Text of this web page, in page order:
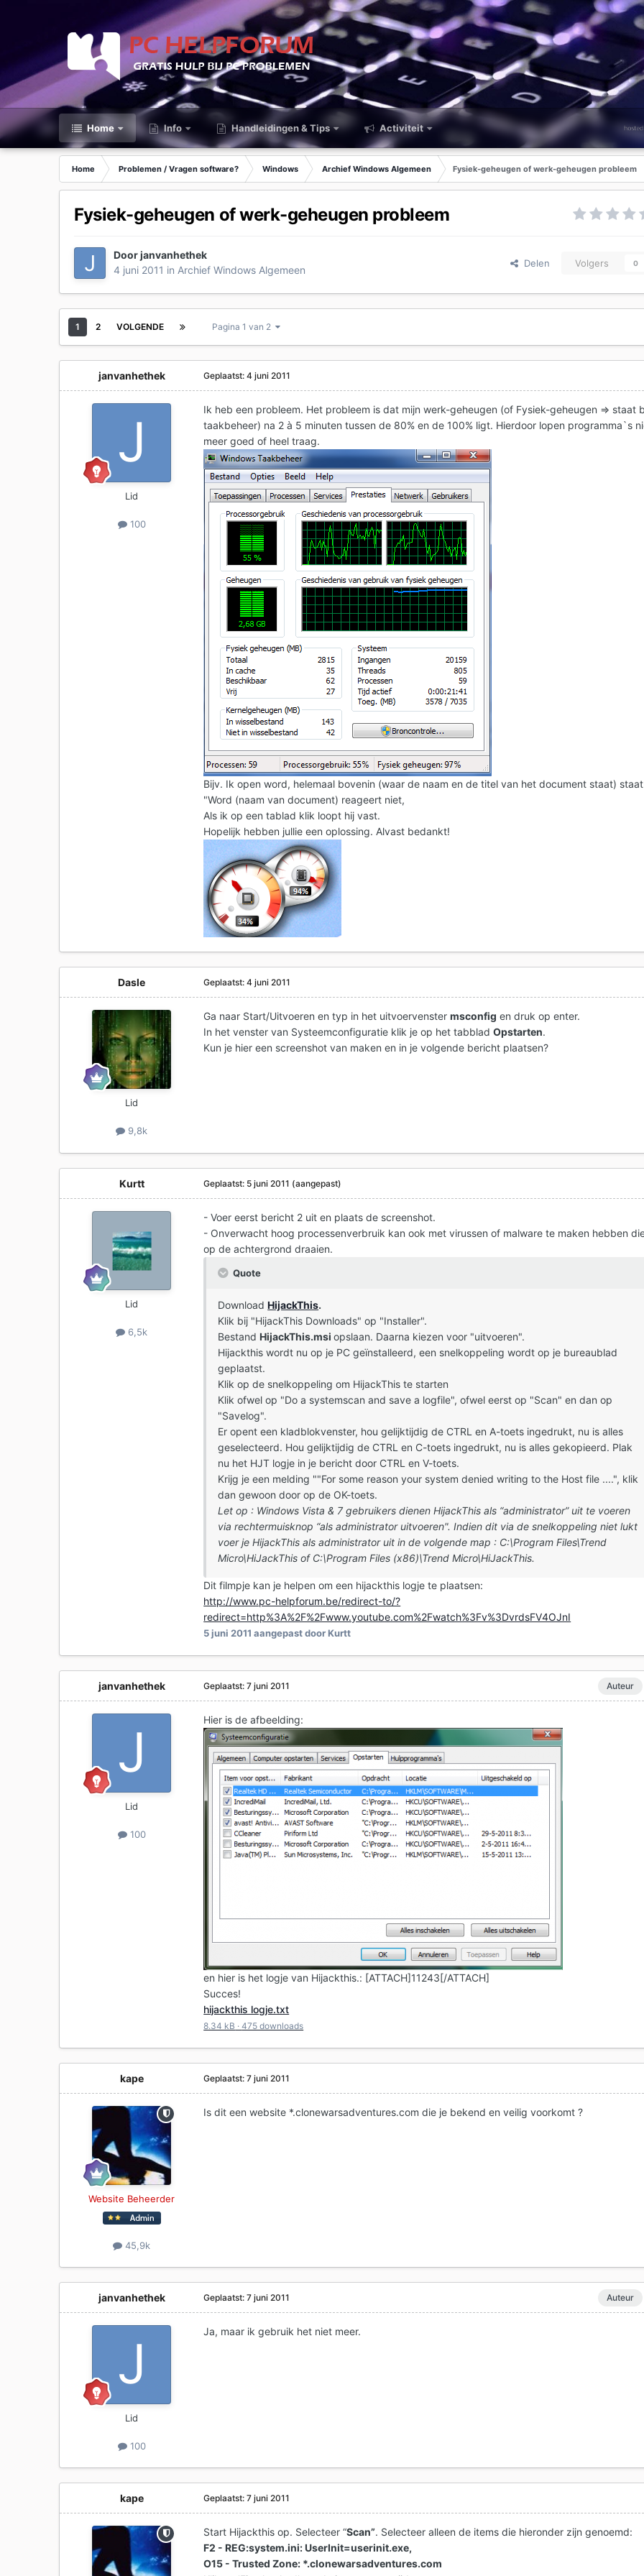
Home Info Handleidingen & Tips Activiteit
Home Problemen / Vragen software? Windows Archief Windows Algemeen Fysiek-geheugen of werk-geheugen probleem
Fysiek-geheugen of werk-geheugen probleem
Doorjanvanhethek
4 juni 2011 in Archief Windows Algemeen
Delen Volgers 0
1 2 VOLGENDE Pagina 1 van 2
janvanhethek
Lid
100
Geplaatst:4 juni 2011
Ik heb een probleem. Het probleem is dat mijn werk-geheugen (of Fysiek-geheugen => staat
taakbeheer) na 2 à 5 minuten tussen de 80% en de 100% ligt. Hierdoor lopen programma`s
meer goed of heel traag.
Bijv. Ik open word, helemaal bovenin (waar de naam en de titel van het document staat) staat
"Word (naam van document) reageert niet,
Als ik op een tablad klik loopt hij vast.
Hopelijk hebben jullie een oplossing. Alvast bedankt!
Dasle
Lid
9,8k
Geplaatst:4 juni 2011
Ga naar Start/Uitvoeren en typ in het uitvoervenstermsconfig en druk op enter.
In het venster van Systeemconfiguratie klik je op het tabbladOpstarten.
Kun je hier een screenshot van maken en in je volgende bericht plaatsen?
Kurtt
Lid
6,5k
Geplaatst: 5 juni 2011 (aangepast)
- Voer eerst bericht 2 uit en plaats de screenshot.
- Onverwacht hoog processenverbruik kan ook met virussen of malware te maken hebben
op de achtergrond draaien.
Quote
DownloadHijackThis.
Klik bij "HijackThis Downloads" op "Installer".
BestandHijackThis.msiopslaan. Daarna kiezen voor "uitvoeren".
Hijackthis wordt nu op je PC geïnstalleerd, een snelkoppeling wordt op je bureaublad
geplaatst.
Klik op de snelkoppeling om HijackThis te starten
Klik ofwel op "Do a systemscan and save a logfile", ofwel eerst op "Scan" en dan op
"Savelog".
Er opent een kladblokvenster, hou gelijktijdig de CTRL en A-toets ingedrukt, nu is alles
geselecteerd. Hou gelijktijdig de CTRL en C-toets ingedrukt, nu is alles gekopieerd. Plak
nu het HJT logje in je bericht door CTRL en V-toets.
Krijg je een melding ""For some reason your system denied writing to the Host file ....", klik
dan gewoon door op de OK-toets.
Let op : Windows Vista & 7 gebruikers dienen HijackThis als “administrator” uit te voeren
via rechtermuisknop “als administrator uitvoeren". Indien dit via de snelkoppeling niet lukt
voer je HijackThis als administrator uit in de volgende map : C:\Program Files\Trend
Micro\HiJackThis of C:\Program Files (x86)\Trend Micro\HiJackThis.
Dit filmpje kan je helpen om een hijackthis logje te plaatsen:
http://www.pc-helpforum.be/redirect-to/?
redirect=http%3A%2F%2Fwww.youtube.com%2Fwatch%3Fv%3DvrdsFV4OJnI
5 juni 2011 aangepast door Kurtt
janvanhethek
Lid
100
Auteur
Geplaatst:7 juni 2011
Hier is de afbeelding:
en hier is het logje van Hijackthis.: [ATTACH]11243[/ATTACH]
Succes!
hijackthis logje.txt
8.34 kB ·475 downloads
kape
Website Beheerder
45,9k
Geplaatst:7 juni 2011
Is dit een website *.clonewarsadventures.com die je bekend en veilig voorkomt ?
janvanhethek
Lid
100
Auteur
Geplaatst:7 juni 2011
Ja, maar ik gebruik het niet meer.
kape Geplaatst:7 juni 2011
Start Hijackthis op. Selecteer “Scan”. Selecteer alleen de items die hieronder zijn genoemd:
F2 - REG:system.ini: UserInit=userinit.exe,
O15 - Trusted Zone: *.clonewarsadventures.com